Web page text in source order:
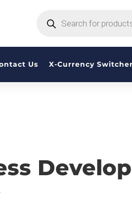
SEARCH
Us X-Currency Switcher